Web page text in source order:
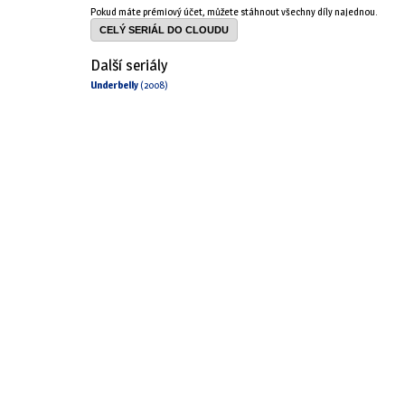
Pokud máte prémiový účet, můžete stáhnout všechny díly najednou.
CELÝ SERIÁL DO CLOUDU
Další seriály
Underbelly(2008)